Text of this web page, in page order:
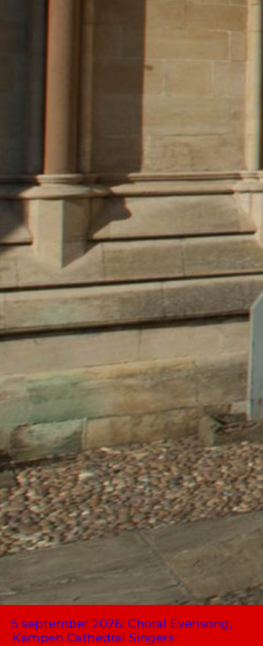
5 september 2026: Choral Evensong,
Kampen Cathedral Singers